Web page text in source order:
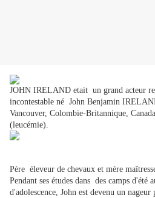
JOHN IRELAND etait un grand acteur
incontestable né John Benjamin
Vancouver, Colombie-Britannique,
(leucémie).
Père éleveur de chevaux et mère
Pendant ses études dans des camps d'été
d'adolescence, John est devenu un